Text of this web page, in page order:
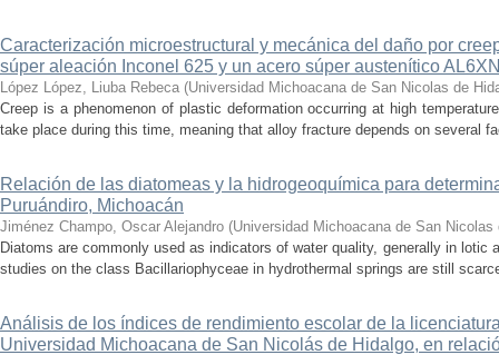
Caracterización microestructural y mecánica del daño por
súper aleación Inconel 625 y un acero súper austenítico
López López, Liuba Rebeca (Universidad Michoacana de San Nicolas de
Creep is a phenomenon of plastic deformation occurring at high
take place during this time, meaning that alloy fracture depends on several
Relación de las diatomeas y la hidrogeoquímica para
Puruándiro, Michoacán
Jiménez Champo, Oscar Alejandro (Universidad Michoacana de San Nicolas
Diatoms are commonly used as indicators of water quality, generally in
studies on the class Bacillariophyceae in hydrothermal springs are still
Análisis de los índices de rendimiento escolar de la
Universidad Michoacana de San Nicolás de Hidalgo, en